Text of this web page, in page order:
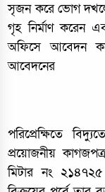
সৃজন করে ভোগ
গৃহ নির্মাণ করেন
অফিসে আবেদন
আবেদনের
পরিপ্রেক্ষিতে
প্রয়োজনীয়
মিটার নং